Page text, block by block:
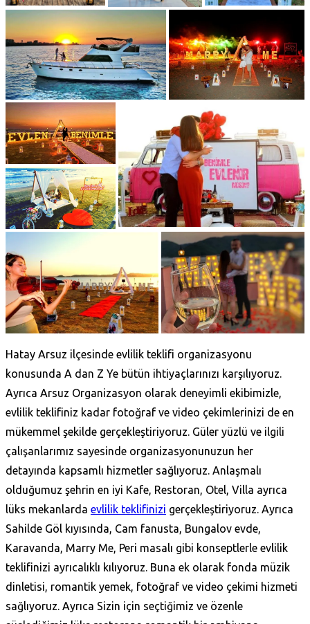
Hatay Arsuz ilçesinde evlilik teklifi organizasyonu
konusunda A dan Z Ye bütün ihtiyaçlarınızı karşılıyoruz.
Ayrıca Arsuz Organizasyon olarak deneyimli ekibimizle,
evlilik teklifiniz kadar fotoğraf ve video çekimlerinizi de en
mükemmel şekilde gerçekleştiriyoruz. Güler yüzlü ve ilgili
çalışanlarımız sayesinde organizasyonunuzun her
detayında kapsamlı hizmetler sağlıyoruz. Anlaşmalı
olduğumuz şehrin en iyi Kafe, Restoran, Otel, Villa ayrıca
lüks mekanlarda evlilik teklifinizi gerçekleştiriyoruz. Ayrıca
Sahilde Göl kıyısında, Cam fanusta, Bungalov evde,
Karavanda, Marry Me, Peri masalı gibi konseptlerle evlilik
teklifinizi ayrıcalıklı kılıyoruz. Buna ek olarak fonda müzik
dinletisi, romantik yemek, fotoğraf ve video çekimi hizmeti
sağlıyoruz. Ayrıca Sizin için seçtiğimiz ve özenle